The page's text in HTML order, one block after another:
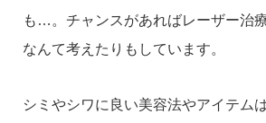
も…。チャンスがあればレーザー治
なんて考えたりもしています。
シミやシワに良い美容法やアイテム